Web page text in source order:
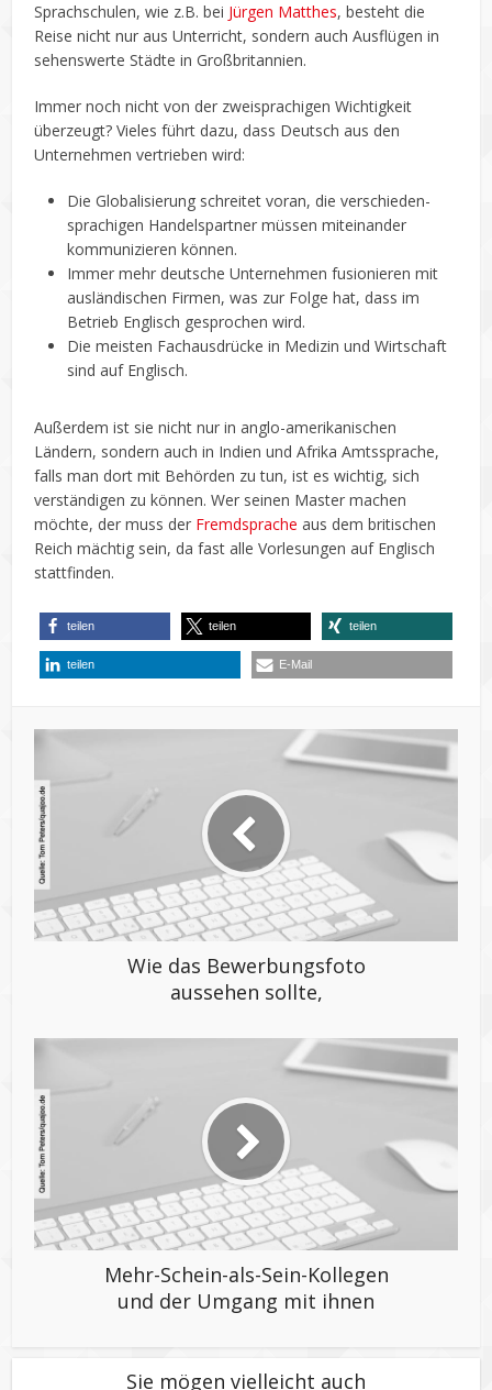
Sprachschulen, wie z.B. bei Jürgen Matthes, besteht die
Reise nicht nur aus Unterricht, sondern auch Ausflügen in
sehenswerte Städte in Großbritannien.
Immer noch nicht von der zweisprachigen Wichtigkeit
überzeugt? Vieles führt dazu, dass Deutsch aus den
Unternehmen vertrieben wird:
Die Globalisierung schreitet voran, die verschieden-
sprachigen Handelspartner müssen miteinander
kommunizieren können.
Immer mehr deutsche Unternehmen fusionieren mit
ausländischen Firmen, was zur Folge hat, dass im
Betrieb Englisch gesprochen wird.
Die meisten Fachausdrücke in Medizin und Wirtschaft
sind auf Englisch.
Außerdem ist sie nicht nur in anglo-amerikanischen
Ländern, sondern auch in Indien und Afrika Amtssprache,
falls man dort mit Behörden zu tun, ist es wichtig, sich
verständigen zu können. Wer seinen Master machen
möchte, der muss der Fremdsprache aus dem britischen
Reich mächtig sein, da fast alle Vorlesungen auf Englisch
stattfinden.
teilen teilen teilen
teilen E-Mail
Wie das Bewerbungsfoto
aussehen sollte,
Mehr-Schein-als-Sein-Kollegen
und der Umgang mit ihnen
Sie mögen vielleicht auch